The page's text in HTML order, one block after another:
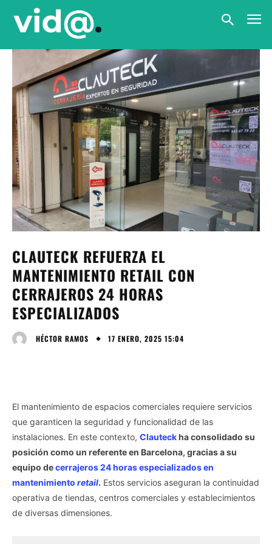
CLAUTECK REFUERZA EL
MANTENIMIENTO RETAIL CON
CERRAJEROS 24 HORAS
ESPECIALIZADOS
HÉCTOR RAMOS 17 ENERO, 2025 15:04
El mantenimiento de espacios comerciales requiere servicios
que garanticen la seguridad y funcionalidad de las
instalaciones. En este contexto, Clauteckha consolidado su
posición como un referente en Barcelona, gracias a su
equipo decerrajeros 24 horas especializados en
mantenimiento retail. Estos servicios aseguran la continuidad
operativa de tiendas, centros comerciales y establecimientos
de diversas dimensiones.